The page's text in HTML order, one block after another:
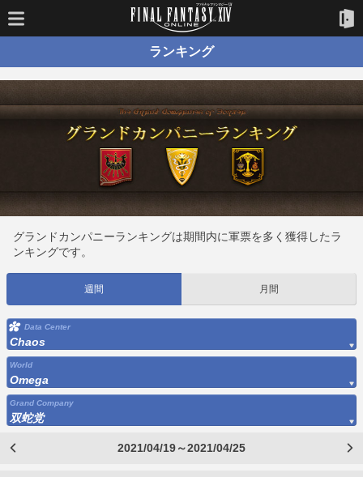
ランキング
グランドカンパニーランキングは期間内に軍票を多く獲得したラ
ンキングです。
週間 月間
Data Center
Chaos
World
Omega
Grand Company
双蛇党
2021/04/19～2021/04/25